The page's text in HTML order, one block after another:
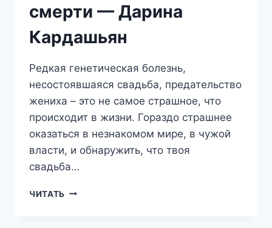
смерти — Дарина
Кардашьян
Редкая генетическая болезнь,
несостоявшаяся свадьба, предательство
жениха – это не самое страшное, что
происходит в жизни. Гораздо страшнее
оказаться в незнакомом мире, в чужой
власти, и обнаружить, что твоя
свадьба…
ЧИТАТЬ ЖЕНА